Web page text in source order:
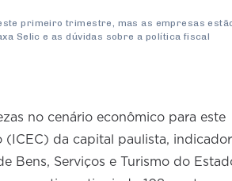
primeiro trimestre, mas as empresas
Selic e as dúvidas sobre a política fiscal
no cenário econômico para este
(ICEC) da capital paulista, indicador
Bens, Serviços e Turismo do